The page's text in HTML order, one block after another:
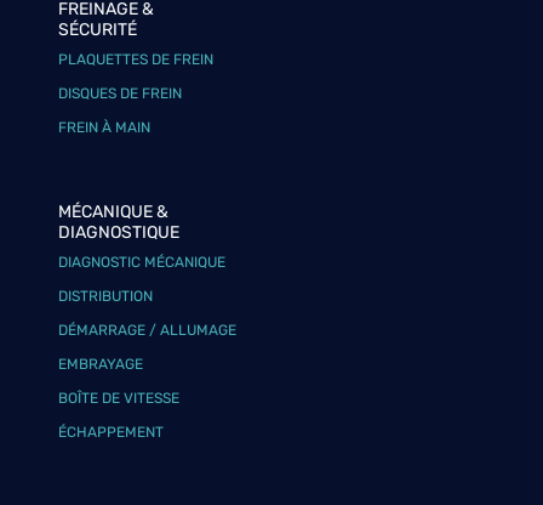
FREINAGE &
SÉCURITÉ
PLAQUETTES DE FREIN
DISQUES DE FREIN
FREIN À MAIN
MÉCANIQUE &
DIAGNOSTIQUE
DIAGNOSTIC MÉCANIQUE
DISTRIBUTION
DÉMARRAGE / ALLUMAGE
EMBRAYAGE
BOÎTE DE VITESSE
ÉCHAPPEMENT